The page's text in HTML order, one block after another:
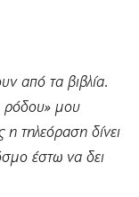
από τα βιβλία.
ρόδου» μου
τηλεόραση δίνει
έστω να δει